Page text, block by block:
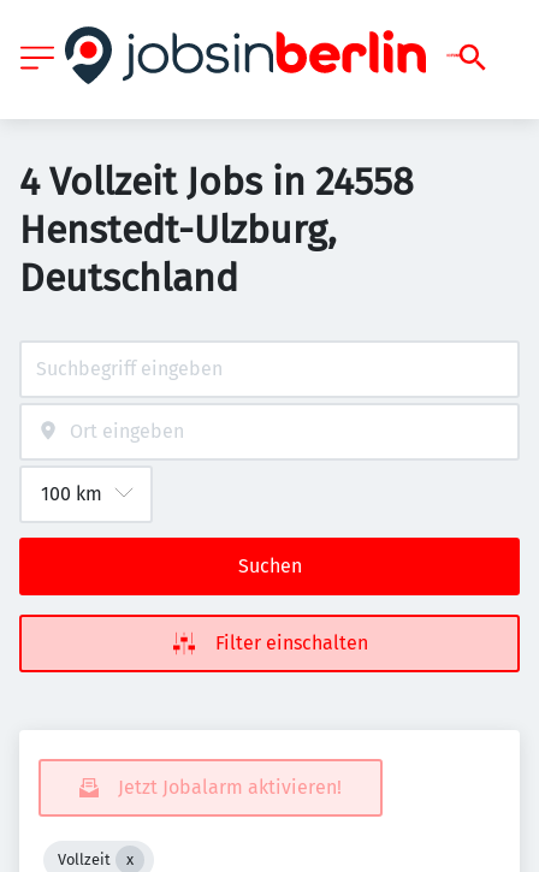
4 Vollzeit Jobs in 24558
Henstedt-Ulzburg,
Deutschland
Suchen
Filter einschalten
Jetzt Jobalarm aktivieren!
Vollzeit